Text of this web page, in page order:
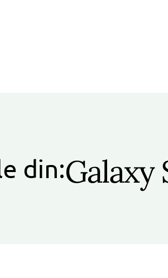
din:Galaxy